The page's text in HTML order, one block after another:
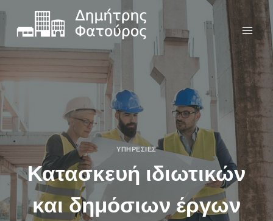
ΥΠΗΡΕΣΊΕΣ
Κατασκευή ιδιωτικών
και δημόσιων έργων